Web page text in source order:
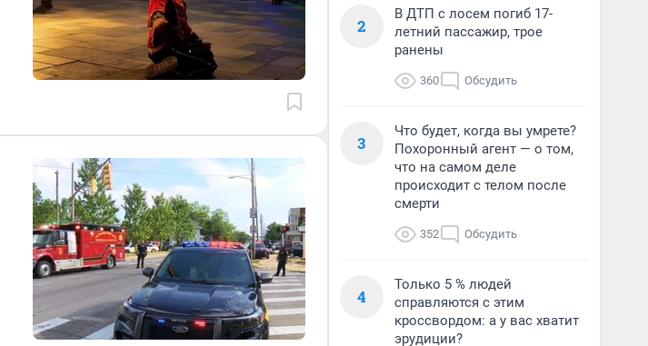
2
В ДТП с лосем погиб 17-
летний пассажир, трое
ранены
360 Обсудить
3
Что будет, когда вы умрете?
Похоронный агент — о том,
что на самом деле
происходит с телом после
смерти
352 Обсудить
4
Только 5 % людей
справляются с этим
кроссвордом: а у вас хватит
эрудиции?